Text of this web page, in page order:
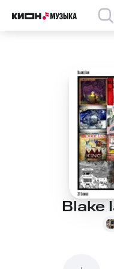
Blake